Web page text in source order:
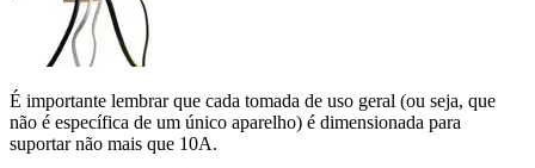
É importante lembrar que cada tomada de uso geral (ou seja, que
não é específica de um único aparelho) é dimensionada para
suportar não mais que 10A.